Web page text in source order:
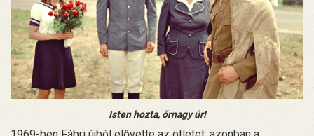
Isten hozta, őrnagy úr!